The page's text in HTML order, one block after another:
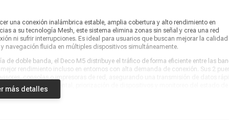
una conexión inalámbrica estable, amplia cobertura y alto rendimiento en
a su tecnología Mesh, este sistema elimina zonas sin señal y crea una red
ni sufrir interrupciones. Es ideal para usuarios que buscan mejorar la
navegación fluida en múltiples dispositivos simultáneamente.
doble banda, el Deco M5 distribuye el tráfico de forma eficiente entre las
rendimiento incluso en entornos con alta demanda de conexión. Sus 2
control parental, priorización de dispositivos y monitoreo del estado de
más detalles